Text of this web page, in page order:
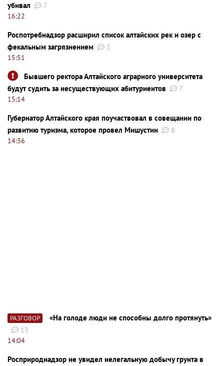
убивал
7
16:22
Роспотребнадзор расширил список алтайских рек и озер с
фекальным загрязнением
5
15:51
Бывшего ректора Алтайского аграрного университета
будут судить за несуществующих абитуриентов
7
15:14
Губернатор Алтайского края поучаствовал в совещании по
развитию туризма, которое провел Мишустин
8
14:36
РАЗГОВОР «На голоде люди не способны долго протянуть»
13
14:04
Росприроднадзор не увидел нелегальную добычу грунта в